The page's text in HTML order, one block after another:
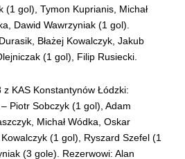
(1 gol), Tymon Kuprianis, Michał
Dawid Wawrzyniak (1 gol).
Błażej Kowalczyk, Jakub
(1 gol), Filip Rusiecki.
KAS Konstantynów Łódzki:
Piotr Sobczyk (1 gol), Adam
Michał Wódka, Oskar
Kowalczyk (1 gol), Ryszard Szefel (1
(3 gole). Rezerwowi: Alan